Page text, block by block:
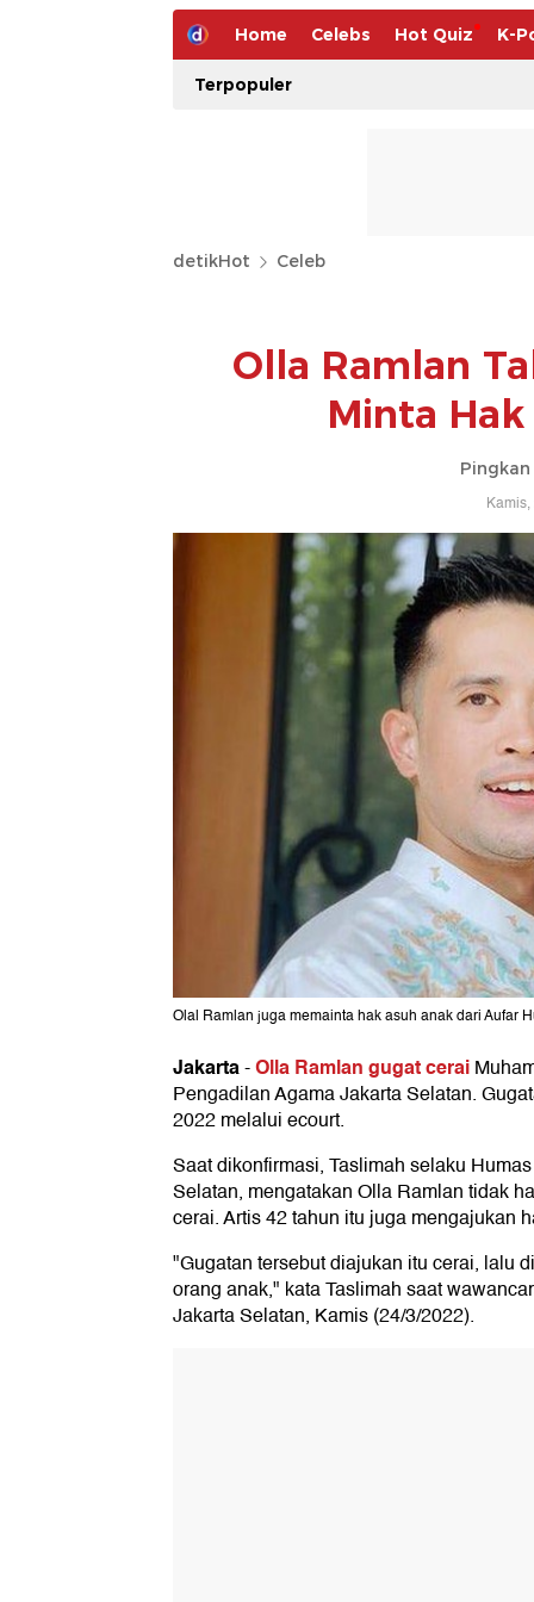
Home Celebs Hot Quiz K-
Terpopuler
detikHot Celeb
Olla Ramlan
Minta
Olal Ramlan juga memainta hak asuh anak dari Aufar
Jakarta-Olla Ramlan gugat cerai
Pengadilan Agama Jakarta Selatan.
2022 melalui ecourt.
Saat dikonfirmasi, Taslimah selaku
Selatan, mengatakan Olla Ramlan tidak
cerai. Artis 42 tahun itu juga mengajukan
"Gugatan tersebut diajukan itu cerai, lalu
orang anak," kata Taslimah saat
Jakarta Selatan, Kamis (24/3/2022).